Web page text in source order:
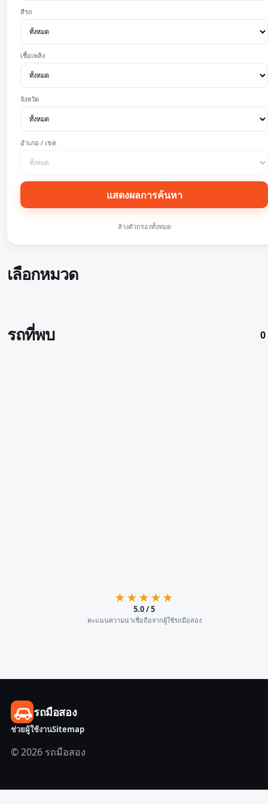
สีรถ
เชื้อเพลิง
จังหวัด
อำเภอ / เขต
แสดงผลการค้นหา
ล้างตัวกรองทั้งหมด
เลือกหมวด
รถที่พบ
★★★★★
5.0 / 5
คะแนนความน่าเชื่อถือจากผู้ใช้รถมือสอง
รถมือสอง
ช่วยผู้ใช้งานSitemap
© 2026 รถมือสอง